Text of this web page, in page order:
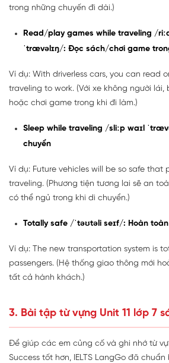
trong những chuyến đi dài.)
Read/play games while traveling /
ˈtrævəlɪŋ/: Đọc sách/chơi game
Ví dụ: With driverless cars, you can read
traveling to work. (Với xe không người
hoặc chơi game trong khi đi làm.)
Sleep while traveling /sliːp waɪl
chuyển
Ví dụ: Future vehicles will be so safe that
traveling. (Phương tiện tương lai sẽ an
có thể ngủ trong khi di chuyển.)
Totally safe /ˈtəʊtəli seɪf/: Hoàn
Ví dụ: The new transportation system is
passengers. (Hệ thống giao thông mới
tất cả hành khách.)
3. Bài tập từ vựng Unit 11 lớp 7
Để giúp các em củng cố và ghi nhớ từ
Success tốt hơn, IELTS LangGo đã